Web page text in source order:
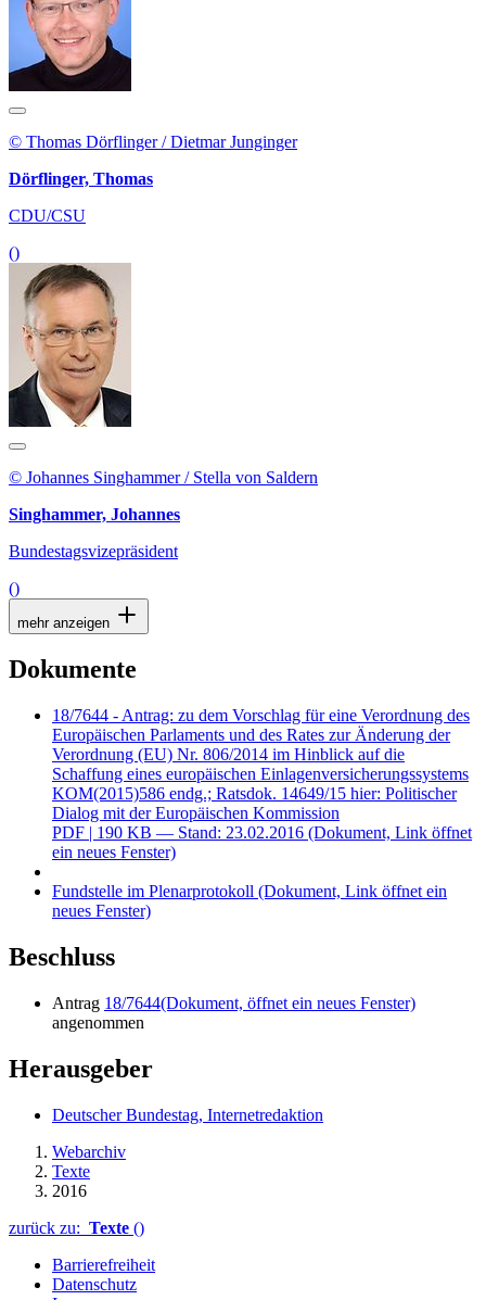
© Thomas Dörflinger / Dietmar Junginger
Dörflinger, Thomas
CDU/CSU
()
© Johannes Singhammer / Stella von Saldern
Singhammer, Johannes
Bundestagsvizepräsident
()
mehr anzeigen
Dokumente
18/7644 - Antrag: zu dem Vorschlag für eine Verordnung des
Europäischen Parlaments und des Rates zur Änderung der
Verordnung (EU) Nr. 806/2014 im Hinblick auf die
Schaffung eines europäischen Einlagenversicherungssystems
KOM(2015)586 endg.; Ratsdok. 14649/15 hier: Politischer
Dialog mit der Europäischen Kommission
PDF | 190 KB — Stand: 23.02.2016 (Dokument, Link öffnet
ein neues Fenster)
Fundstelle im Plenarprotokoll (Dokument, Link öffnet ein
neues Fenster)
Beschluss
Antrag 18/7644(Dokument, öffnet ein neues Fenster)
angenommen
Herausgeber
Deutscher Bundestag, Internetredaktion
Webarchiv
Texte
2016
zurück zu: Texte ()
Barrierefreiheit
Datenschutz